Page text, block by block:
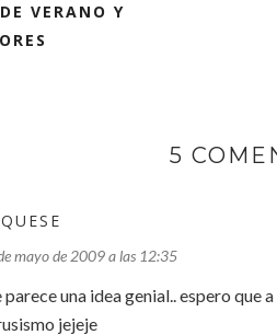
VERANO Y
5
mayo de 2009 a las 12:35
parece una idea genial.. espero que
jejeje